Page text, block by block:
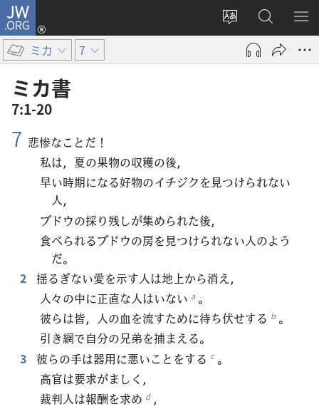
JW.ORG
サ
ト
る
ロ
グ
ン
開
JW.ORG
の
検
メ
を
ミカ 7
ミカ​書
7:1-20
7 悲惨なことだ！
私は，夏の果物の収穫の後，
早い時期になる好物のイチジクを見つけられない
人，
ブドウの採り残しが集められた後，
食べられるブドウの房を見つけられない人のよう
だ。
2 揺るぎない愛を示す人は地上から消え，
人々の中に正直な人はいない a 。
彼らは皆，人の血を流すために待ち伏せする b 。
引き網で自分の兄弟を捕まえる。
3
彼らの手は器用に悪いことをする c 。
高官は要求がましく，
裁判人は報酬を求め d ，